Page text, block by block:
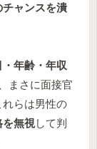
ャンスを潰
・年齢・年収
まさに面接官
らは男性の
を無視して判